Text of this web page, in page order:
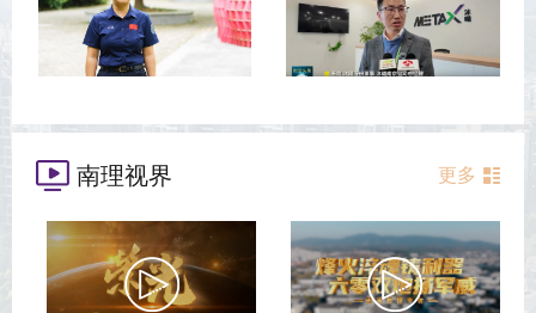
南理视界 更多